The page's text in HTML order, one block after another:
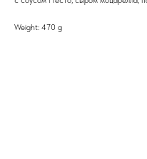
Weight: 470 g